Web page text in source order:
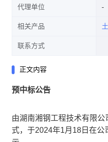
代理单位
相关产品
联系方式
正文内容
预中标公告
由湖南湘钢工程技术有限
式，于2024年1月18日在公